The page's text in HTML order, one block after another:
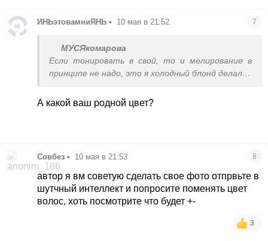
ИНЬэтовамниЯНЬ • 10 мая в 21:52 7
МУСЯкомарова
Если тонировать в свой, то и мелирование в
принципе не надо, это я холодный блонд делала ,
боюсь , что пожалею ) давно со своим цветом не
А какой ваш родной цвет?
Совбез • 10 мая в 21:53 8
автор я вм советую сделать свое фото отпрвьте в
шутчный интеллект и попросите поменять цвет
волос, хоть посмотрите что будет +-
3